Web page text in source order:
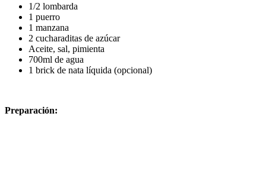
1/2 lombarda
1 puerro
1 manzana
2 cucharaditas de azúcar
Aceite, sal, pimienta
700ml de agua
1 brick de nata líquida (opcional)
Preparación: